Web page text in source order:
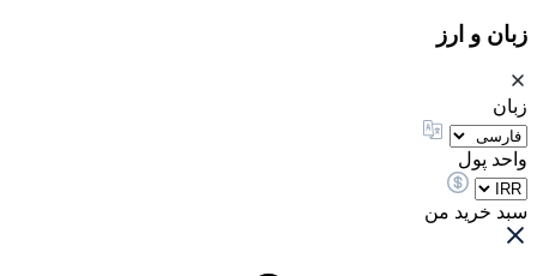
زبان و ارز
زبان
واحد پول
سبد خرید من